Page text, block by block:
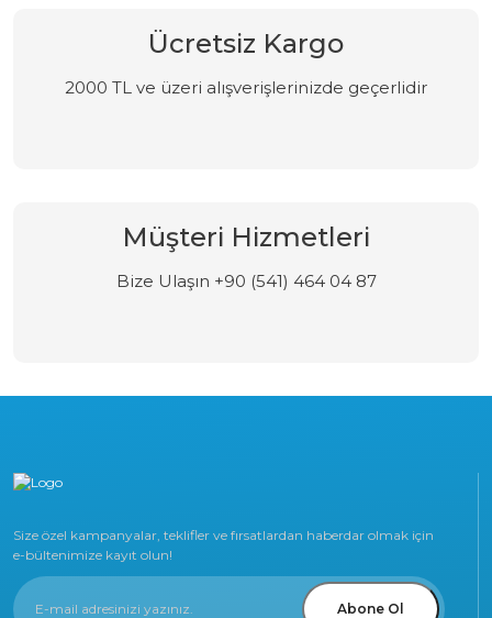
Ücretsiz Kargo
2000 TL ve üzeri alışverişlerinizde geçerlidir
Müşteri Hizmetleri
Bize Ulaşın +90 (541) 464 04 87
Size özel kampanyalar, teklifler ve fırsatlardan haberdar olmak için
e-bültenimize kayıt olun!
Abone Ol